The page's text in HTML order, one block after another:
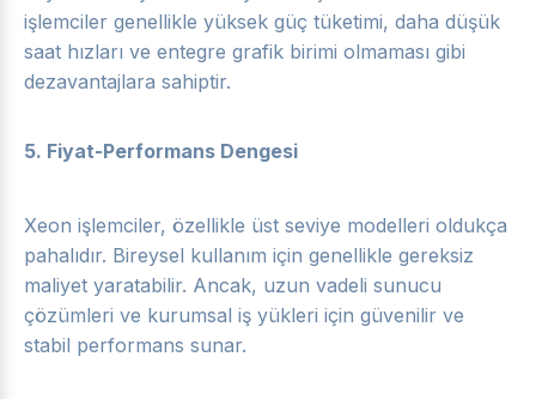
işlemciler genellikle yüksek güç tüketimi, daha düşük
saat hızları ve entegre grafik birimi olmaması gibi
dezavantajlara sahiptir.
5. Fiyat-Performans Dengesi
Xeon işlemciler, özellikle üst seviye modelleri oldukça
pahalıdır. Bireysel kullanım için genellikle gereksiz
maliyet yaratabilir. Ancak, uzun vadeli sunucu
çözümleri ve kurumsal iş yükleri için güvenilir ve
stabil performans sunar.